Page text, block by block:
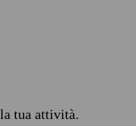
tua attività.